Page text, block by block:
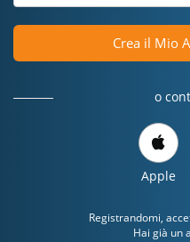
Crea il Mio
o
Apple
Registrandomi,
Hai già un